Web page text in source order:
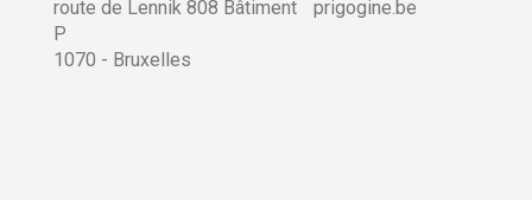
route de Lennik 808 Bâtiment
P
1070 - Bruxelles
prigogine.be